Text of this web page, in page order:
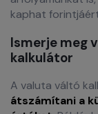
kaphat
Ismerje meg
kalkulátor
A valuta váltó
átszámítani a